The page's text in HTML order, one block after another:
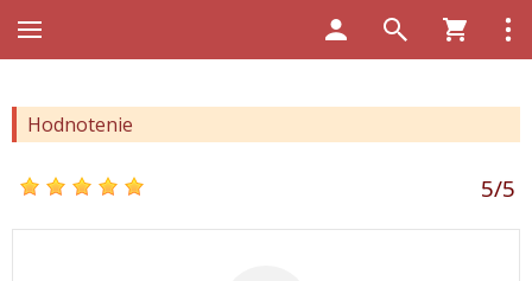
Hodnotenie
5/5